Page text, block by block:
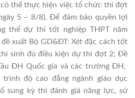
thể thực hiện việc tổ chức thi đợt
5 – 8/8). Để đảm bảo quyền lợi
thể dự thi tốt nghiệp THPT năm
xuất Bộ GD&ĐT: Xét đặc cách tốt
sinh đủ điều kiện dự thi đợt 2; Đề
ĐH Quốc gia và các trường ĐH,
độ cao đẳng ngành giáo dục
sung kỳ thi đánh giá năng lực, sử